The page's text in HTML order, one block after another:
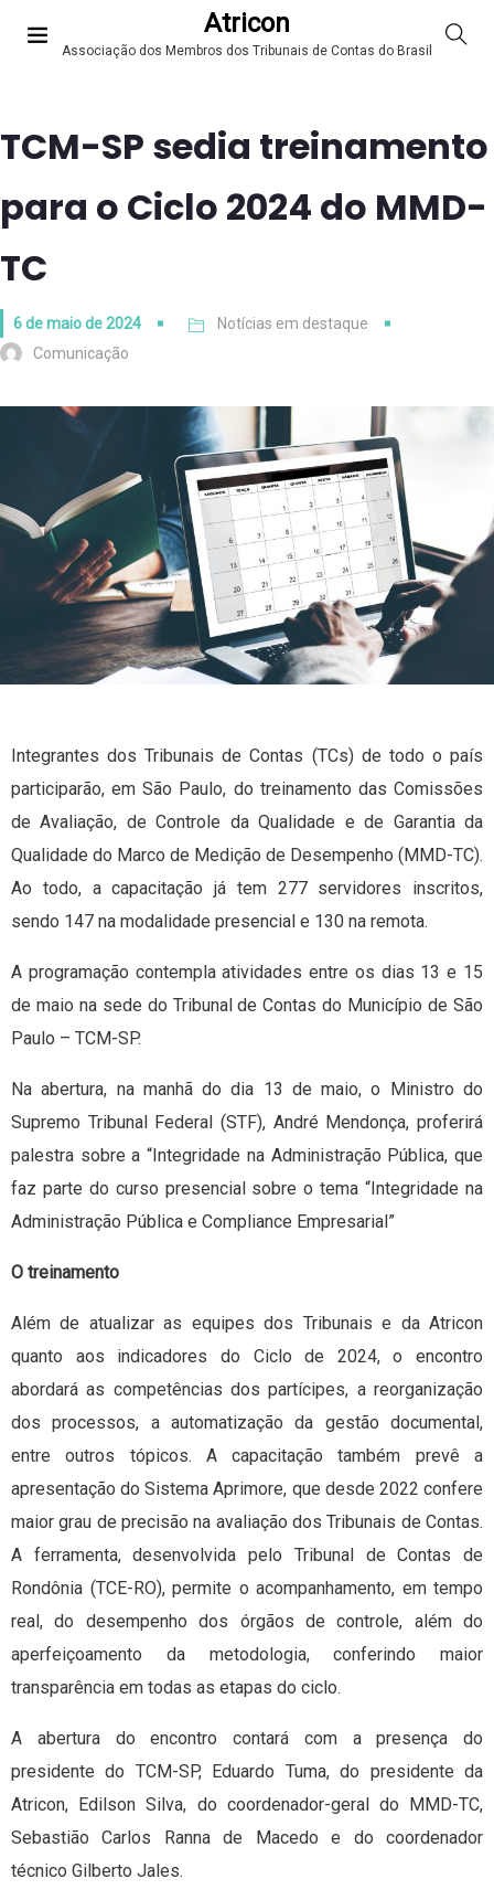
Atricon
Associação dos Membros dos Tribunais de Contas do Brasil
TCM-SP sedia treinamento
para o Ciclo 2024 do MMD-
TC
6 de maio de 2024
Notícias em destaque
Comunicação
Integrantes dos Tribunais de Contas (TCs) de todo o país
participarão, em São Paulo, do treinamento das Comissões
de Avaliação, de Controle da Qualidade e de Garantia da
Qualidade do Marco de Medição de Desempenho (MMD-TC).
Ao todo, a capacitação já tem 277 servidores inscritos,
sendo 147 na modalidade presencial e 130 na remota.
A programação contempla atividades entre os dias 13 e 15
de maio na sede do Tribunal de Contas do Município de São
Paulo – TCM-SP.
Na abertura, na manhã do dia 13 de maio, o Ministro do
Supremo Tribunal Federal (STF), André Mendonça, proferirá
palestra sobre a “Integridade na Administração Pública, que
faz parte do curso presencial sobre o tema “Integridade na
Administração Pública e Compliance Empresarial”
O treinamento
Além de atualizar as equipes dos Tribunais e da Atricon
quanto aos indicadores do Ciclo de 2024, o encontro
abordará as competências dos partícipes, a reorganização
dos processos, a automatização da gestão documental,
entre outros tópicos. A capacitação também prevê a
apresentação do Sistema Aprimore, que desde 2022 confere
maior grau de precisão na avaliação dos Tribunais de Contas.
A ferramenta, desenvolvida pelo Tribunal de Contas de
Rondônia (TCE-RO), permite o acompanhamento, em tempo
real, do desempenho dos órgãos de controle, além do
aperfeiçoamento da metodologia, conferindo maior
transparência em todas as etapas do ciclo.
A abertura do encontro contará com a presença do
presidente do TCM-SP, Eduardo Tuma, do presidente da
Atricon, Edilson Silva, do coordenador-geral do MMD-TC,
Sebastião Carlos Ranna de Macedo e do coordenador
técnico Gilberto Jales.